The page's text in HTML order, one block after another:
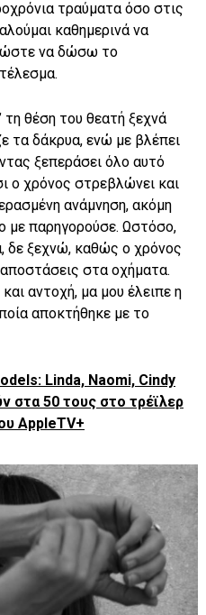
τραύματα όσο στις
καθημερινά να
ώστε να δώσω το
τη θέση του θεατή ξεχνά
τα δάκρυα, ενώ με βλέπει
ξεπεράσει όλο αυτό
ο χρόνος στρεβλώνει και
ανάμνηση, ακόμη
με παρηγορούσε. Ωστόσο,
δε ξεχνώ, καθώς ο χρόνος
στα οχήματα.
αντοχή, μα μου έλειπε η
αποκτήθηκε με το
Linda, Naomi, Cindy
στα 50 τους στο τρέϊλερ
AppleTV+